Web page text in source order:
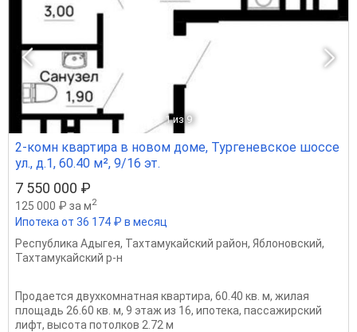
1 из 9
2-комн квартира в новом доме, Тургеневское шоссе
ул., д.1, 60.40 м², 9/16 эт.
7 550 000 ₽
125 000 ₽ за м2
Ипотека от 36 174 ₽ в месяц
Республика Адыгея, Тахтамукайский район, Яблоновский,
Тахтамукайский р-н
Продается двухкомнатная квартира, 60.40 кв. м, жилая
площадь 26.60 кв. м, 9 этаж из 16, ипотека, пассажирский
лифт, высота потолков 2.72 м